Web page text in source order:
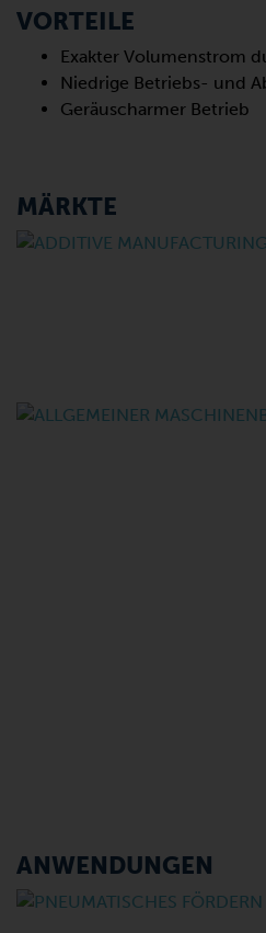
VORTEILE
Exakter Volumenstrom
Niedrige Betriebs- und
Geräuscharmer Betrieb
MÄRKTE
ANWENDUNGEN